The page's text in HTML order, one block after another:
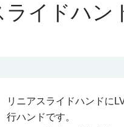
イドハン
リニアスライドハンドに
行ハンドです。